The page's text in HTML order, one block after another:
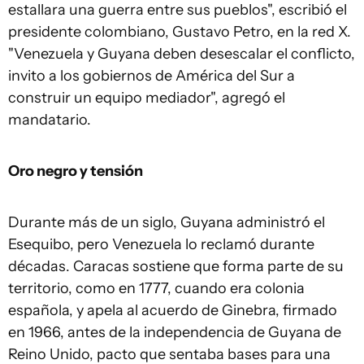
estallara una guerra entre sus pueblos", escribió el
presidente colombiano, Gustavo Petro, en la red X.
"Venezuela y Guyana deben desescalar el conflicto,
invito a los gobiernos de América del Sur a
construir un equipo mediador", agregó el
mandatario.
Oro negro y tensión
Durante más de un siglo, Guyana administró el
Esequibo, pero Venezuela lo reclamó durante
décadas. Caracas sostiene que forma parte de su
territorio, como en 1777, cuando era colonia
española, y apela al acuerdo de Ginebra, firmado
en 1966, antes de la independencia de Guyana de
Reino Unido, pacto que sentaba bases para una